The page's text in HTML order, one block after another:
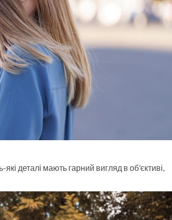
деталі мають гарний вигляд в об’єктиві,